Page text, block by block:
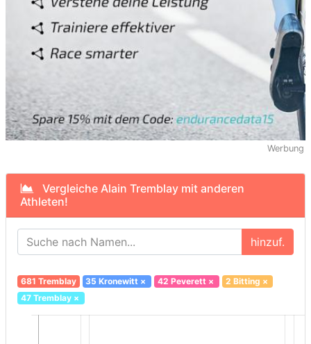
Werbung
Vergleiche Alain Tremblay mit anderen
Athleten!
hinzuf.
681 Tremblay 35 Kronewitt × 42 Peverett× 2 Bitting ×
47 Tremblay×